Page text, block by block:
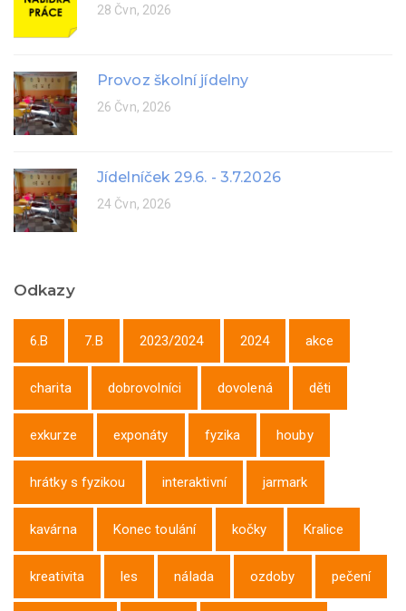
28 Čvn, 2026
Provoz školní jídelny
26 Čvn, 2026
Jídelníček 29.6. - 3.7.2026
24 Čvn, 2026
Odkazy
6.B 7.B 2023/2024 2024 akce
charita dobrovolníci dovolená děti
exkurze exponáty fyzika houby
hrátky s fyzikou interaktivní jarmark
kavárna Konec toulání kočky Kralice
kreativita les nálada ozdoby pečení